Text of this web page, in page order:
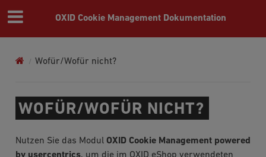
OXID Cookie Management Dokumentation
Wofür/Wofür nicht?
WOFÜR/WOFÜR NICHT?
Nutzen Sie das Modul OXID Cookie Management powered